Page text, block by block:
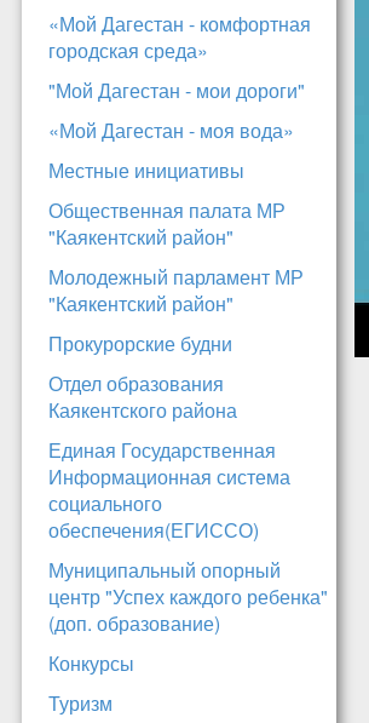
«Мой Дагестан - комфортная
городская среда»
"Мой Дагестан - мои дороги"
«Мой Дагестан - моя вода»
Местные инициативы
Общественная палата МР
"Каякентский район"
Молодежный парламент МР
"Каякентский район"
Прокурорские будни
Отдел образования
Каякентского района
Единая Государственная
Информационная система
социального
обеспечения(ЕГИССО)
Муниципальный опорный
центр "Успех каждого ребенка"
(доп. образование)
Конкурсы
Туризм